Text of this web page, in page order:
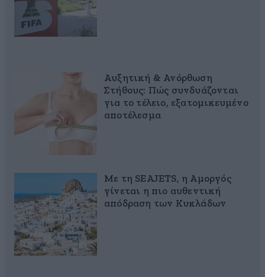
Αυξητική & Ανόρθωση
Στήθους: Πώς συνδυάζονται
για το τέλειο, εξατομικευμένο
αποτέλεσμα
Με τη SEAJETS, η Αμοργός
γίνεται η πιο αυθεντική
απόδραση των Κυκλάδων